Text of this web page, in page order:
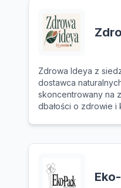
Zdrowa Ideya z
dostawca
skoncentrowany na
dbałości o zdrowie i